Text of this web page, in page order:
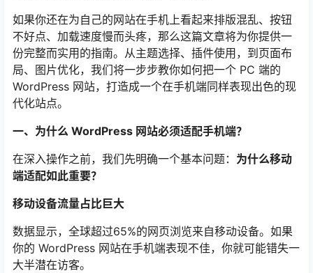
如果你还在为自己的网站在手机上看起来排版混乱、按钮
不好点、加载速度慢而头疼，那么这篇文章将为你提供一
份完整而实用的指南。从主题选择、插件使用，到页面布
局、图片优化，我们将一步步教你如何把一个 PC 端的
WordPress 网站，打造成一个在手机端同样表现出色的现
代化站点。
一、为什么 WordPress 网站必须适配手机端？
在深入操作之前，我们先明确一个基本问题： 为什么移动
端适配如此重要？
移动设备流量占比巨大
数据显示，全球超过65%的网页浏览来自移动设备。如果
你的 WordPress 网站在手机端表现不佳，你就可能错失一
大半潜在访客。